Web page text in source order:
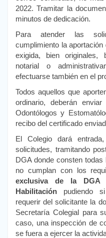
2022. Tramitar la
minutos de dedicación.
Para atender las
cumplimiento la
exigida, bien originales,
notarial o
efectuarse también en el
Todos aquellos que
ordinario, deberán
Odontólogos y
recibo del certificado
El Colegio dará
solicitudes, tramitando
DGA donde consten
no cumplan con los
exclusiva de la
Habilitación pudiendo
requerir del solicitante la
Secretaría Colegial para
caso, una inspección de
se fuera a ejercer la